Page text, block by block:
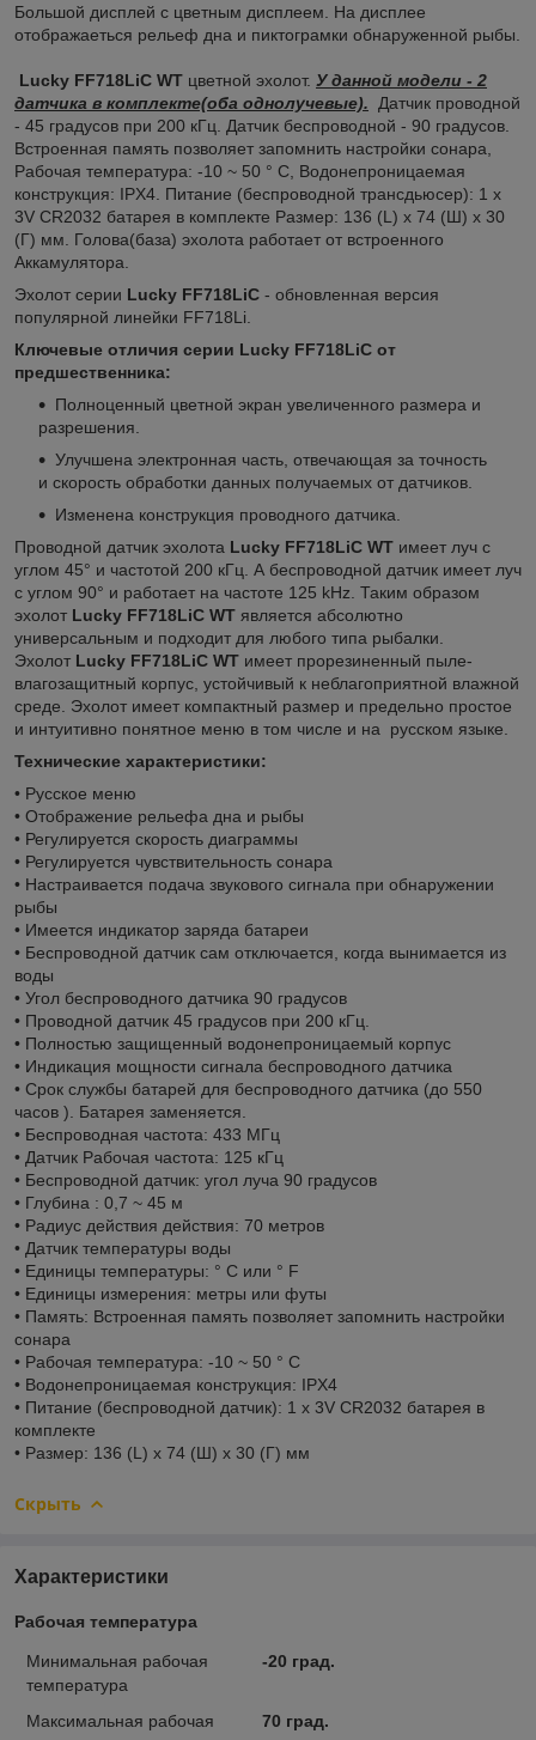
Большой дисплей с цветным дисплеем. На дисплее
отображаеться рельеф дна и пиктограмки обнаруженной рыбы.
Lucky FF718LiC WT цветной эхолот. У данной модели - 2
датчика в комплекте(оба однолучевые). Датчик проводной
- 45 градусов при 200 кГц. Датчик беспроводной - 90 градусов.
Встроенная память позволяет запомнить настройки сонара,
Рабочая температура: -10 ~ 50 ° C, Водонепроницаемая
конструкция: IPX4. Питание (беспроводной трансдьюсер): 1 х
3V CR2032 батарея в комплекте Размер: 136 (L) х 74 (Ш) х 30
(Г) мм. Голова(база) эхолота работает от встроенного
Аккамулятора.
Эхолот серии Lucky FF718LiC - обновленная версия
популярной линейки FF718Li.
Ключевые отличия серии Lucky FF718LiC от
предшественника:
Полноценный цветной экран увеличенного размера и
разрешения.
Улучшена электронная часть, отвечающая за точность
и скорость обработки данных получаемых от датчиков.
Изменена конструкция проводного датчика.
Проводной датчик эхолота Lucky FF718LiC WT имеет луч с
углом 45° и частотой 200 кГц. А беспроводной датчик имеет луч
с углом 90° и работает на частоте 125 kHz. Таким образом
эхолот Lucky FF718LiC WT является абсолютно
универсальным и подходит для любого типа рыбалки.
Эхолот Lucky FF718LiC WT имеет прорезиненный пыле-
влагозащитный корпус, устойчивый к неблагоприятной влажной
среде. Эхолот имеет компактный размер и предельно простое
и интуитивно понятное меню в том числе и на русском языке.
Технические характеристики:
• Русское меню
• Отображение рельефа дна и рыбы
• Регулируется скорость диаграммы
• Регулируется чувствительность сонара
• Настраивается подача звукового сигнала при обнаружении
рыбы
• Имеется индикатор заряда батареи
• Беспроводной датчик сам отключается, когда вынимается из
воды
• Угол беспроводного датчика 90 градусов
• Проводной датчик 45 градусов при 200 кГц.
• Полностью защищенный водонепроницаемый корпус
• Индикация мощности сигнала беспроводного датчика
• Срок службы батарей для беспроводного датчика (до 550
часов ). Батарея заменяется.
• Беспроводная частота: 433 МГц
• Датчик Рабочая частота: 125 кГц
• Беспроводной датчик: угол луча 90 градусов
• Глубина : 0,7 ~ 45 м
• Радиус действия действия: 70 метров
• Датчик температуры воды
• Единицы температуры: ° C или ° F
• Единицы измерения: метры или футы
• Память: Встроенная память позволяет запомнить настройки
сонара
• Рабочая температура: -10 ~ 50 ° C
• Водонепроницаемая конструкция: IPX4
• Питание (беспроводной датчик): 1 х 3V CR2032 батарея в
комплекте
• Размер: 136 (L) х 74 (Ш) х 30 (Г) мм
Скрыть
Характеристики
Рабочая температура
Минимальная рабочая
температура
-20 град.
Максимальная рабочая
70 град.